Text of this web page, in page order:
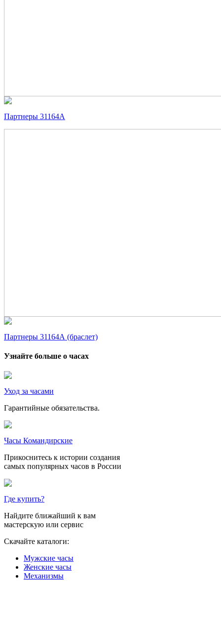
Партнеры 31164А
Партнеры 31164А (браслет)
Узнайте больше о часах
Уход за часами
Гарантийные обязательства.
Часы Командирские
Прикоснитесь к истории создания
самых популярных часов в России
Где купить?
Найдите ближайший к вам
мастерскую или сервис
Скачайте каталоги:
Мужские часы
Женские часы
Механизмы